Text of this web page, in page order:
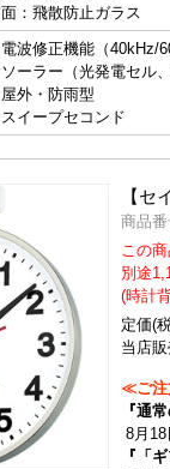
：飛散防止ガラス
電波修正機能（40kHz/
ソーラー（光発電セル
屋外・防雨型
スイープセコンド
【セ
商品
この
別途
(時計
定価(
当店
≪ご注
『通
8月
『「